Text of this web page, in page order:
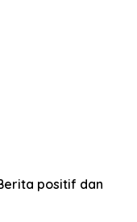
positif dan